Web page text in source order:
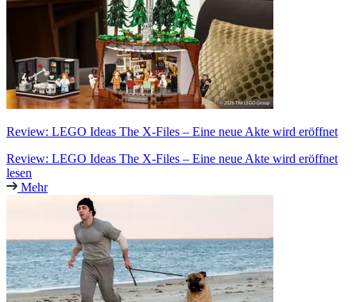
Review: LEGO Ideas The X-Files – Eine neue Akte wird eröffnet
Review: LEGO Ideas The X-Files – Eine neue Akte wird eröffnet
lesen
Mehr